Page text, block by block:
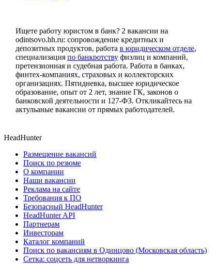
Ищете работу юристом в банк? 2 вакансии на
odintsovo.hh.ru: сопровождение кредитных и
депозитных продуктов, работа в юридическом отделе,
специализация по банкротству физлиц и компаний,
претензионная и судебная работа. Работа в банках,
финтех-компаниях, страховых и коллекторских
организациях. Пятидневка, высшее юридическое
образование, опыт от 2 лет, знание ГК, законов о
банковской деятельности и 127-ФЗ. Откликайтесь на
актульаные вакансии от прямых работодателей.
HeadHunter
Размещение вакансий
Поиск по резюме
О компании
Наши вакансии
Реклама на сайте
Требования к ПО
Безопасный HeadHunter
HeadHunter API
Партнерам
Инвесторам
Каталог компаний
Поиск по вакансиям в Одинцово (Московская область)
Сетка: соцсеть для нетворкинга